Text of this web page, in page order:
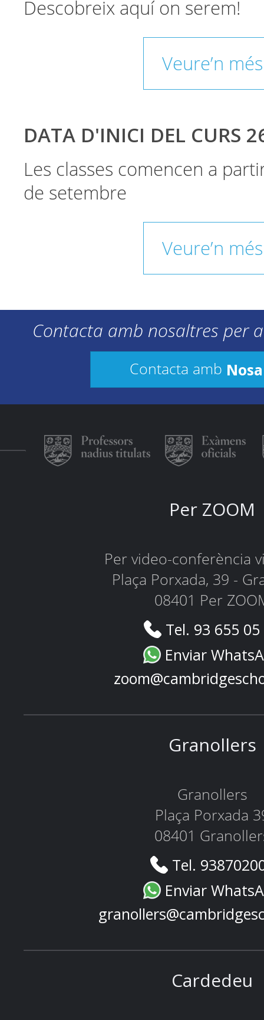
Descobreix aquí on serem!
Veure’n més
DATA D'INICI DEL CURS
Les classes comencen a
de setembre
Veure’n més
Contacta amb nosaltres per
Contacta amb
Per ZOOM
Per video-conferència
Plaça Porxada, 39 -
08401 Per
Tel. 93 655
Enviar
Granollers
Granollers
Plaça Porxada
08401
Tel.
Enviar
Cardedeu